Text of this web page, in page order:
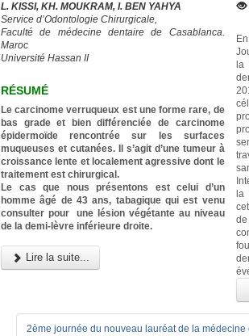
L. KISSI, KH. MOUKRAM, I. BEN YAHYA
Service d’Odontologie Chirurgicale,
Faculté de médecine dentaire de Casablanca.
Maroc
Université Hassan II
RÉSUMÉ
Le carcinome verruqueux est une forme rare, de
bas grade et bien différenciée de carcinome
épidermoïde rencontrée sur les surfaces
muqueuses et cutanées. Il s’agit d’une tumeur à
croissance lente et localement agressive dont le
traitement est chirurgical.
Le cas que nous présentons est celui d’un
homme âgé de 43 ans, tabagique qui est venu
consulter pour une lésion végétante au niveau
de la demi-lèvre inférieure droite.
Lire la suite...
la
2ème journée du nouveau lauréat de la